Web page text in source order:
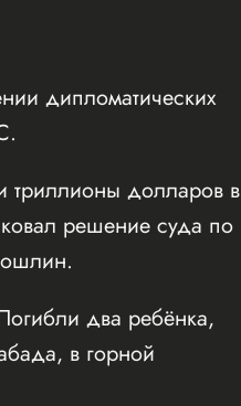
дипломатических
триллионы долларов в
решение суда по
два ребёнка,
в горной